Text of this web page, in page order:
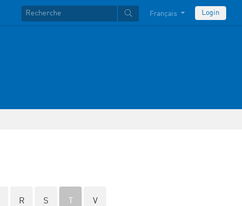
Français Login
R S V